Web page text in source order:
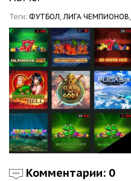
Теги: ФУТБОЛ, ЛИГА ЧЕМПИОНОВ,
Комментарии: 0